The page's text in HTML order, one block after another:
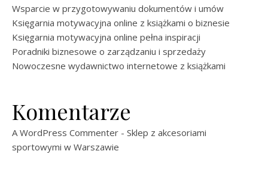
Wsparcie w przygotowywaniu dokumentów i umów
Księgarnia motywacyjna online z książkami o biznesie
Księgarnia motywacyjna online pełna inspiracji
Poradniki biznesowe o zarządzaniu i sprzedaży
Nowoczesne wydawnictwo internetowe z książkami
Komentarze
A WordPress Commenter - Sklep z akcesoriami
sportowymi w Warszawie